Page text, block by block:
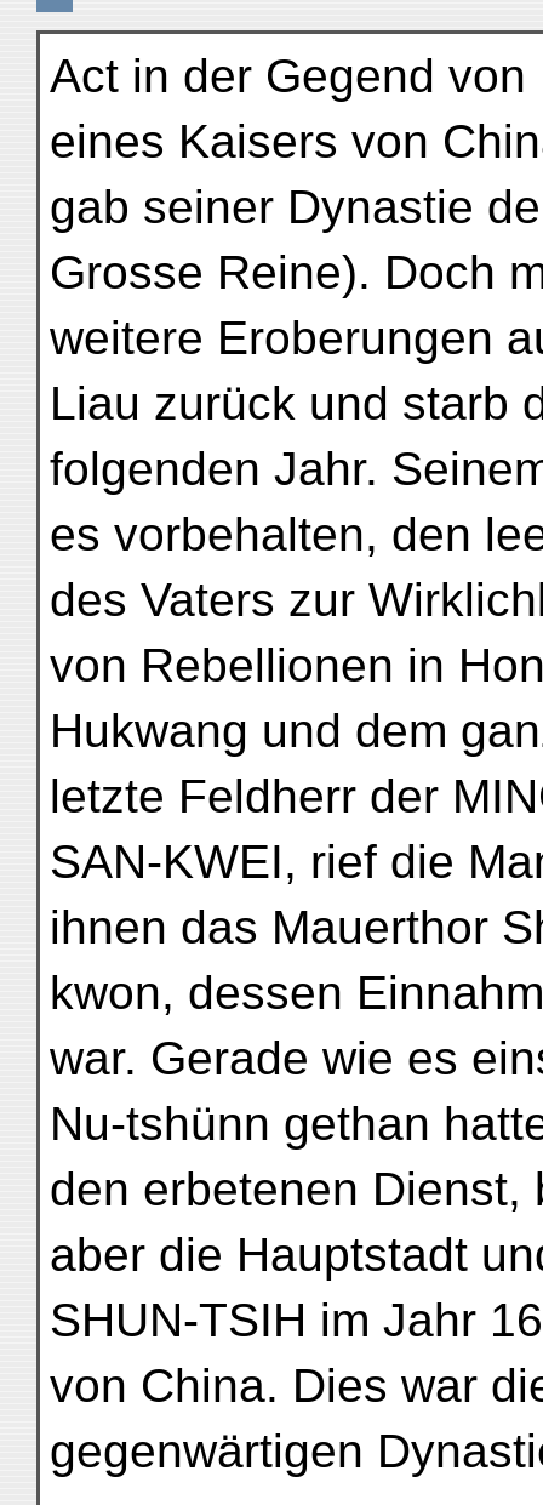
Act in der Gegend
eines Kaisers von
gab seiner Dynastie
Grosse Reine). Doch
weitere Eroberungen
Liau zurück und starb
folgenden Jahr.
es vorbehalten, den
des Vaters zur
von Rebellionen in
Hukwang und dem
letzte Feldherr der
SAN-KWEI, rief die
ihnen das Mauerthor
kwon, dessen
war. Gerade wie es
Nu-tshünn gethan
den erbetenen Dienst,
aber die Hauptstadt
SHUN-TSIH im Jahr
von China. Dies war
gegenwärtigen